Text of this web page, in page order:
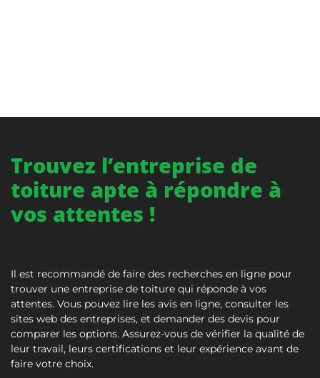
Trouvez l’entreprise de
toiture apte à répondre à
vos attentes !
Il est recommandé de faire des recherches en ligne pour
trouver une entreprise de toiture qui réponde à vos
attentes. Vous pouvez lire les avis en ligne, consulter les
sites web des entreprises, et demander des devis pour
comparer les options. Assurez-vous de vérifier la qualité de
leur travail, leurs certifications et leur expérience avant de
faire votre choix.